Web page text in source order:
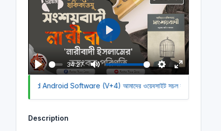
P
l
34:27
M
u
S
e
E
n
P
l
a
y
Android Software (V+4) আমাদের ওয়েবসাইট সচল রাখতে আমাদের
Description